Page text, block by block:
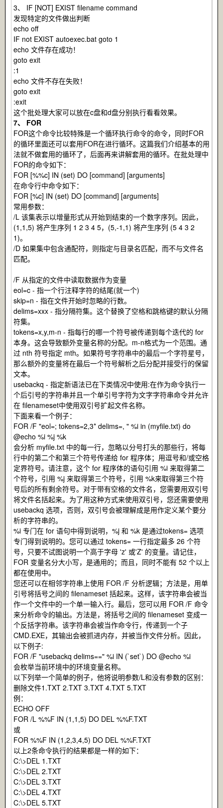
3、 IF [NOT] EXIST filename command
发现特定的文件做出判断
echo off
IF not EXIST autoexec.bat goto 1
echo 文件存在成功！
goto exit
:1
echo 文件不存在失败！
goto exit
:exit
这个批处理大家可以放在c盘和d盘分别执行看看效果。
7、 FOR
FOR这个命令比较特殊是一个循环执行命令的命令，同时FOR
的循环里面还可以套用FOR在进行循环。这篇我们介绍基本的用
法就不做套用的循环了，后面再来讲解套用的循环。在批处理中
FOR的命令如下：
FOR [%%c] IN (set) DO [command] [arguments]
在命令行中命令如下：
FOR [%c] IN (set) DO [command] [arguments]
常用参数：
/L 该集表示以增量形式从开始到结束的一个数字序列。因此，
(1,1,5) 将产生序列 1 2 3 4 5，(5,-1,1) 将产生序列 (5 4 3 2
1)。
/D 如果集中包含通配符，则指定与目录名匹配，而不与文件名
匹配。
/F 从指定的文件中读取数据作为变量
eol=c - 指一个行注释字符的结尾(就一个)
skip=n - 指在文件开始时忽略的行数。
delims=xxx - 指分隔符集。这个替换了空格和跳格键的默认分隔
符集。
tokens=x,y,m-n - 指每行的哪一个符号被传递到每个迭代的 for
本身。这会导致额外变量名称的分配。m-n格式为一个范围。通
过 nth 符号指定 mth。如果符号字符串中的最后一个字符星号，
那么额外的变量将在最后一个符号解析之后分配并接受行的保留
文本。
usebackq - 指定新语法已在下类情况中使用:在作为命令执行一
个后引号的字符串并且一个单引号字符为文字字符串命令并允许
在 filenameset中使用双引号扩起文件名称。
下面来看一个例子：
FOR /F "eol=; tokens=2,3* delims=, " %i in (myfile.txt) do
@echo %i %j %k
会分析 myfile.txt 中的每一行，忽略以分号打头的那些行，将每
行中的第二个和第三个符号传递给 for 程序体；用逗号和/或空格
定界符号。请注意，这个 for 程序体的语句引用 %i 来取得第二
个符号，引用 %j 来取得第三个符号，引用 %k来取得第三个符
号后的所有剩余符号。对于带有空格的文件名，您需要用双引号
将文件名括起来。为了用这种方式来使用双引号，您还需要使用
usebackq 选项，否则，双引号会被理解成是用作定义某个要分
析的字符串的。
%i 专门在 for 语句中得到说明，%j 和 %k 是通过tokens= 选项
专门得到说明的。您可以通过 tokens= 一行指定最多 26 个符
号，只要不试图说明一个高于字母 'z' 或'Z' 的变量。请记住，
FOR 变量名分大小写，是通用的；而且，同时不能有 52 个以上
都在使用中。
您还可以在相邻字符串上使用 FOR /F 分析逻辑；方法是，用单
引号将括号之间的 filenameset 括起来。这样，该字符串会被当
作一个文件中的一个单一输入行。最后，您可以用 FOR /F 命令
来分析命令的输出。方法是，将括号之间的 filenameset 变成一
个反括字符串。该字符串会被当作命令行，传递到一个子
CMD.EXE，其输出会被抓进内存，并被当作文件分析。因此，
以下例子:
FOR /F "usebackq delims==" %i IN (`set`) DO @echo %i
会枚举当前环境中的环境变量名称。
以下列举一个简单的例子，他将说明参数/L和没有参数的区别：
删除文件1.TXT 2.TXT 3.TXT 4.TXT 5.TXT
例：
ECHO OFF
FOR /L %%F IN (1,1,5) DO DEL %%F.TXT
或
FOR %%F IN (1,2,3,4,5) DO DEL %%F.TXT
以上2条命令执行的结果都是一样的如下：
C:\>DEL 1.TXT
C:\>DEL 2.TXT
C:\>DEL 3.TXT
C:\>DEL 4.TXT
C:\>DEL 5.TXT